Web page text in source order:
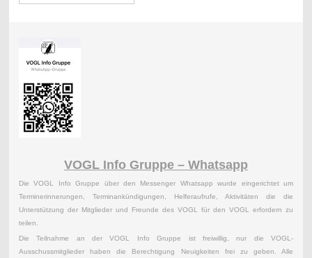
VOGL Info Gruppe – Whatsapp
Die VOGL Info Gruppe über den Messenger Whatsapp wurde eingerichtet um
Terminerinnerungen, Terminankündigungen, Helferaufrufe, Aktivitäten die die
Unterstützung der Mitglieder und Freunde des VOGL für den VOGL erfordern zu
teilen.
Die Teilnahme an der VOGL Info Gruppe ist freiwillig, nur die VOGL-
Ausschussmitglieder haben die Berechtigung Neuigkeiten frei zu geben. Alle